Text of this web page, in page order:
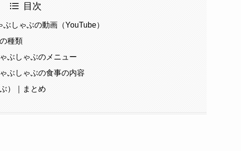
目次
しゃぶの動画（YouTube）
種類
ぶしゃぶのメニュー
ぶしゃぶの食事の内容
）｜まとめ